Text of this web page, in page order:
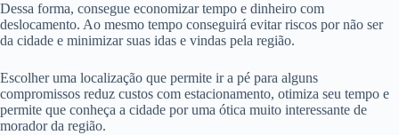
Dessa forma, consegue economizar tempo e dinheiro com
deslocamento. Ao mesmo tempo conseguirá evitar riscos por não ser
da cidade e minimizar suas idas e vindas pela região.
Escolher uma localização que permite ir a pé para alguns
compromissos reduz custos com estacionamento, otimiza seu tempo e
permite que conheça a cidade por uma ótica muito interessante de
morador da região.